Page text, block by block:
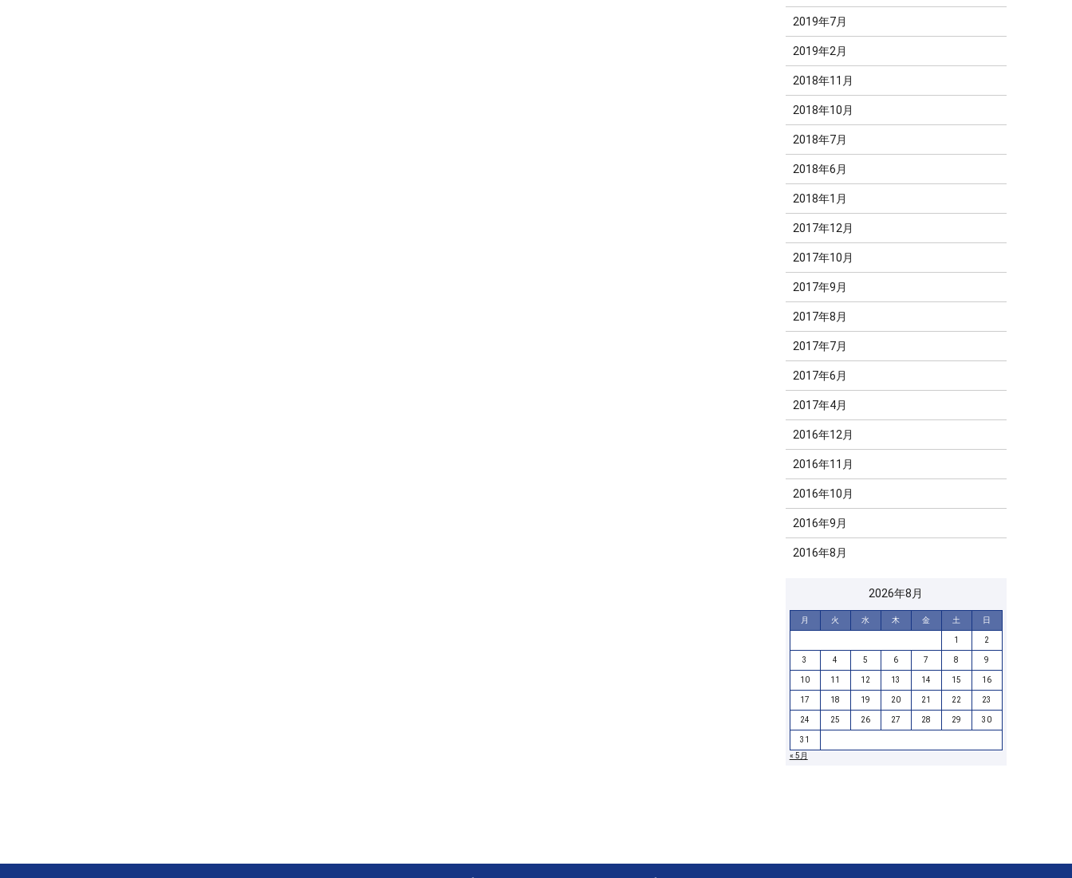
2019年7月
2019年2月
2018年11月
2018年10月
2018年7月
2018年6月
2018年1月
2017年12月
2017年10月
2017年9月
2017年8月
2017年7月
2017年6月
2017年4月
2016年12月
2016年11月
2016年10月
2016年9月
2016年8月
2026年8月
月 火 水 木 金 土 日
1 2
3 4 5 6 7 8 9
10 11 12 13 14 15 16
17 18 19 20 21 22 23
24 25 26 27 28 29 30
31
« 5月